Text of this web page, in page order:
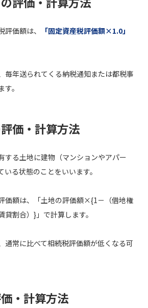
価額は、
「固定資産税評価額×1.0」
毎年送られてくる納税通知または都税事
。
価・計算方法
する土地に建物（マンションやアパー
いる状態のことをいいます。
価額は、「土地の評価額×{1－（借地権
割合）}」で計算します。
通常に比べて相続税評価額が低くなる可
・計算方法